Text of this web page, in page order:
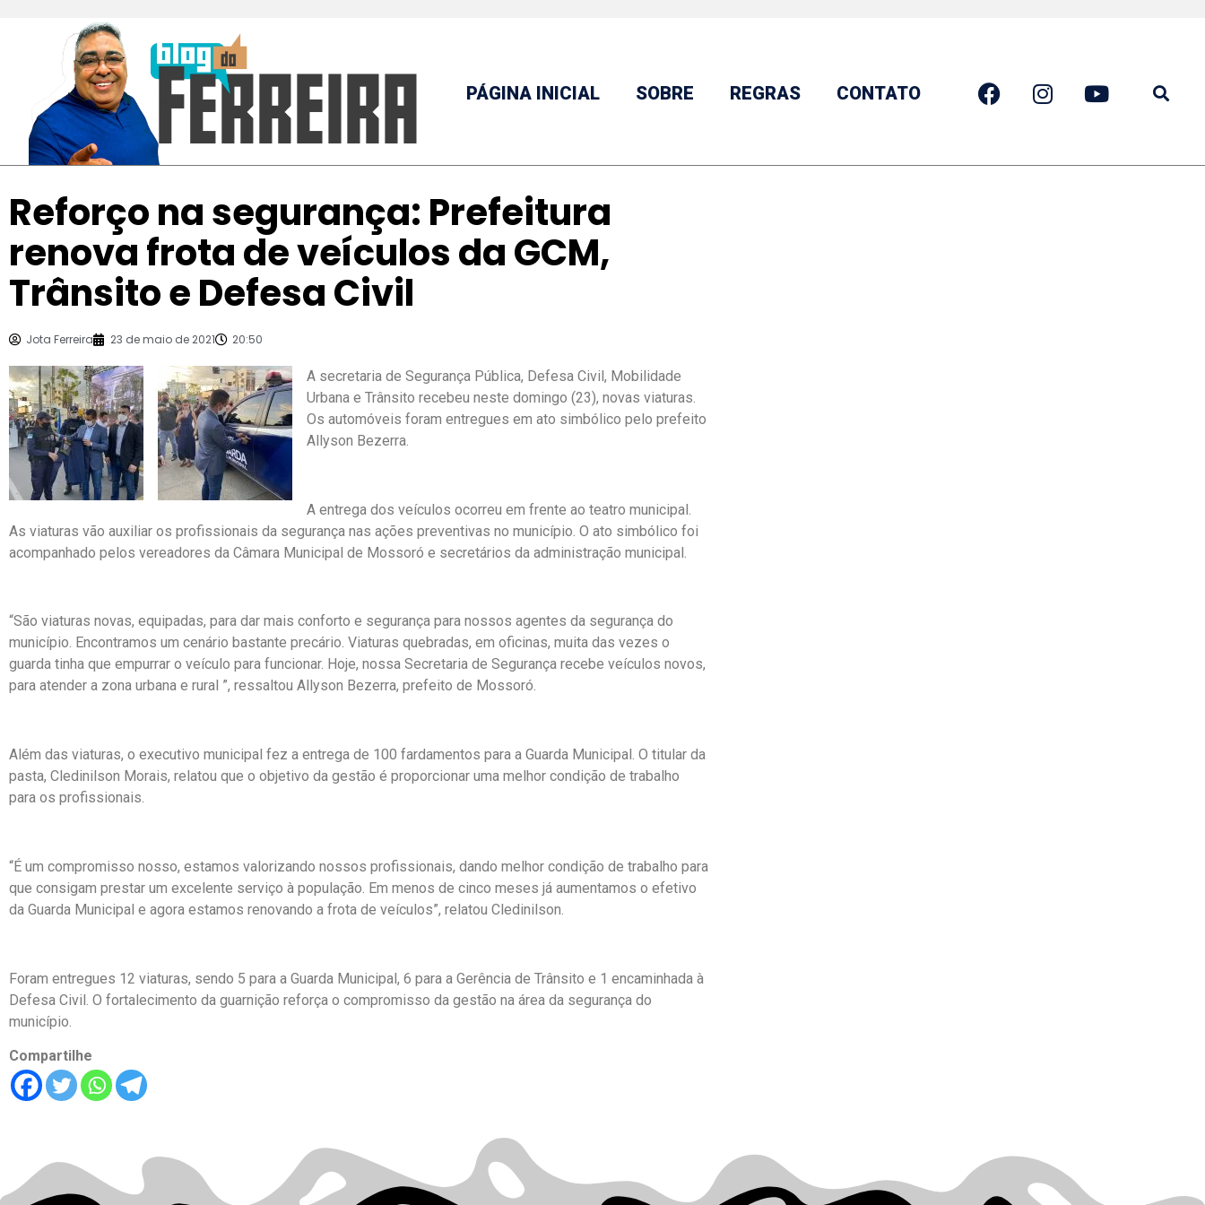
PÁGINA INICIAL SOBRE REGRAS CONTATO
Reforço na segurança: Prefeitura
renova frota de veículos da GCM,
Trânsito e Defesa Civil
Jota Ferreira 23 de maio de 2021 20:50
A secretaria de Segurança Pública, Defesa Civil, Mobilidade
Urbana e Trânsito recebeu neste domingo (23), novas viaturas.
Os automóveis foram entregues em ato simbólico pelo prefeito
Allyson Bezerra.
A entrega dos veículos ocorreu em frente ao teatro municipal.
As viaturas vão auxiliar os profissionais da segurança nas ações preventivas no município. O ato simbólico foi
acompanhado pelos vereadores da Câmara Municipal de Mossoró e secretários da administração municipal.
“São viaturas novas, equipadas, para dar mais conforto e segurança para nossos agentes da segurança do
município. Encontramos um cenário bastante precário. Viaturas quebradas, em oficinas, muita das vezes o
guarda tinha que empurrar o veículo para funcionar. Hoje, nossa Secretaria de Segurança recebe veículos novos,
para atender a zona urbana e rural ”, ressaltou Allyson Bezerra, prefeito de Mossoró.
Além das viaturas, o executivo municipal fez a entrega de 100 fardamentos para a Guarda Municipal. O titular da
pasta, Cledinilson Morais, relatou que o objetivo da gestão é proporcionar uma melhor condição de trabalho
para os profissionais.
“É um compromisso nosso, estamos valorizando nossos profissionais, dando melhor condição de trabalho para
que consigam prestar um excelente serviço à população. Em menos de cinco meses já aumentamos o efetivo
da Guarda Municipal e agora estamos renovando a frota de veículos”, relatou Cledinilson.
Foram entregues 12 viaturas, sendo 5 para a Guarda Municipal, 6 para a Gerência de Trânsito e 1 encaminhada à
Defesa Civil. O fortalecimento da guarnição reforça o compromisso da gestão na área da segurança do
município.
Compartilhe